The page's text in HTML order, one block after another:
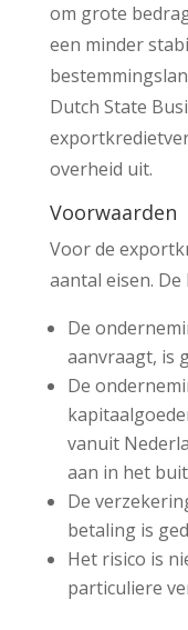
om grote
een minder
Dutch State
overheid uit.
Voorwaarden
Voor de
aantal eisen.
De
aanvraagt, is
De
vanuit
aan in het
De
betaling is
Het risico is
particuliere